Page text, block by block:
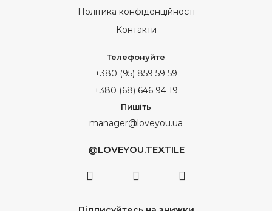
Політика конфіденційності
Контакти
Телефонуйте
+380 (95) 859 59 59
+380 (68) 646 94 19
Пишіть
manager@loveyou.ua
@LOVEYOU.TEXTILE